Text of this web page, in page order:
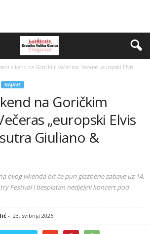
vikend na Goričkim večerima: Večeras „europski Elvis
NAJAVE
na Goričkim
„europski Elvis
sutra Giuliano &
ovog vikenda bit će pun glazbene zabave uz 14.
Festival i besplatan nedjeljni koncert pod
- 23. svibnja 2026